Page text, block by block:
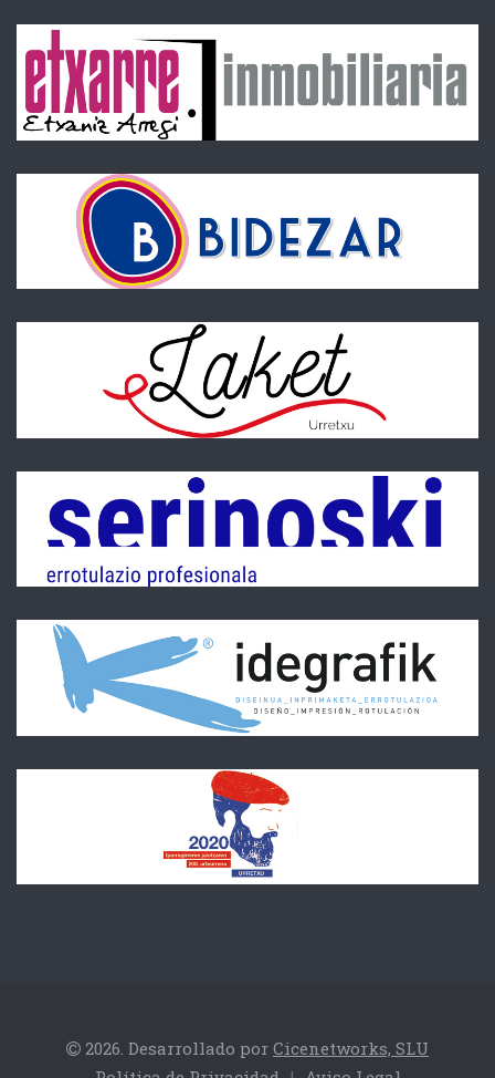
2026. Desarrollado por Cicenetworks, SLU